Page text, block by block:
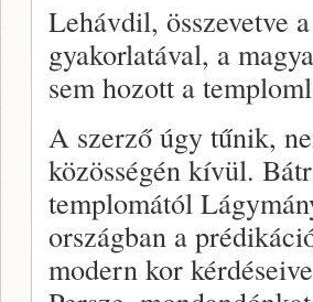
Lehávdil, összevetve
gyakorlatával, a
sem hozott a
A szerző úgy tűnik,
közösségén kívül.
templomától
országban a
modern kor